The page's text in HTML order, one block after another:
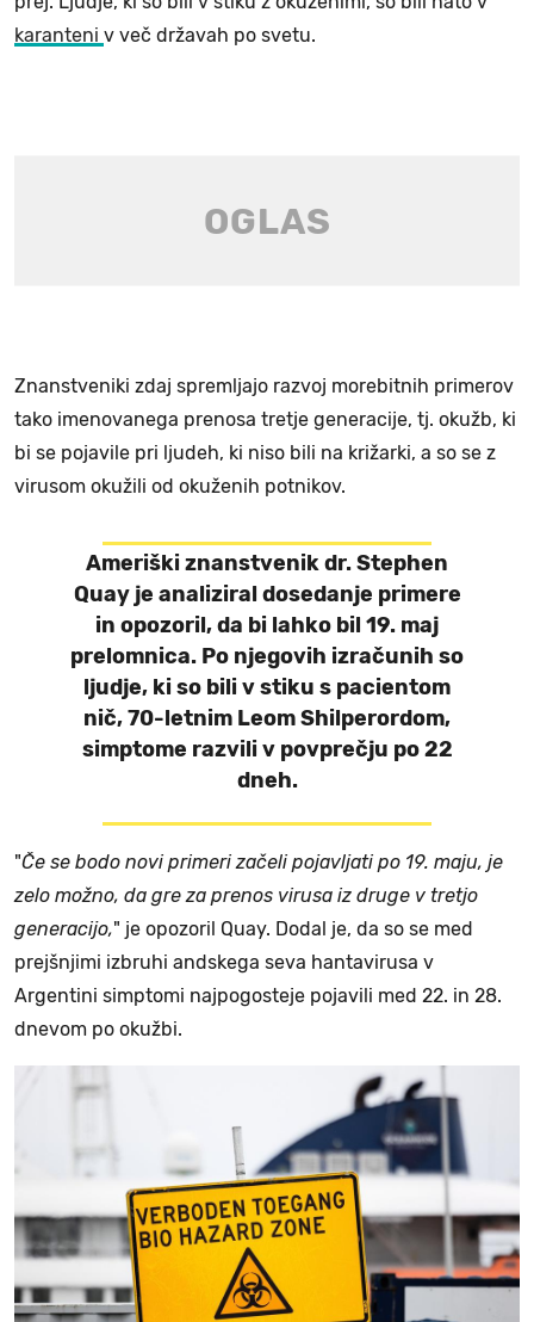
karanteni v več državah po svetu.
Znanstveniki zdaj spremljajo razvoj morebitnih primerov
tako imenovanega prenosa tretje generacije, tj. okužb, ki
bi se pojavile pri ljudeh, ki niso bili na križarki, a so se z
virusom okužili od okuženih potnikov.
Ameriški znanstvenikdr. Stephen
Quayje analiziral dosedanje primere
in opozoril, da bi lahko bil 19. maj
prelomnica. Po njegovih izračunih so
ljudje, ki so bili v stiku s pacientom
nič, 70-letnim Leom Shilperordom,
simptome razvili v povprečju po 22
dneh.
"Če se bodo novi primeri začeli pojavljati po 19. maju, je
zelo možno, da gre za prenos virusa iz druge v tretjo
generacijo," je opozoril Quay. Dodal je, da so se med
prejšnjimi izbruhi andskega seva hantavirusa v
Argentini simptomi najpogosteje pojavili med 22. in 28.
dnevom po okužbi.